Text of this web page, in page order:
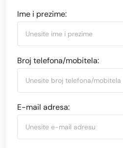
Ime i prezime:
Broj telefona/mobitela:
E-mail adresa: